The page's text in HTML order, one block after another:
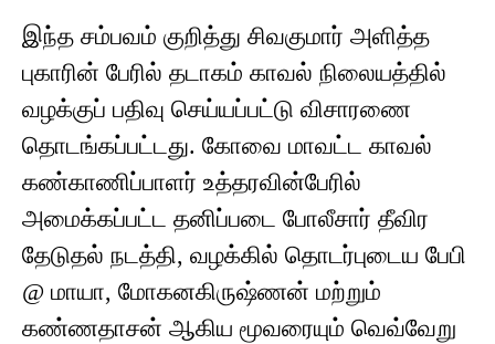
இந்த சம்பவம் குறித்து சிவகுமார் அளித்த
புகாரின் பேரில் தடாகம் காவல் நிலையத்தில்
வழக்குப் பதிவு செய்யப்பட்டு விசாரணை
தொடங்கப்பட்டது. கோவை மாவட்ட காவல்
கண்காணிப்பாளர் உத்தரவின்பேரில்
அமைக்கப்பட்ட தனிப்படை போலீசார் தீவிர
தேடுதல் நடத்தி, வழக்கில் தொடர்புடைய பேபி
@ மாயா, மோகனகிருஷ்ணன் மற்றும்
கண்ணதாசன் ஆகிய மூவரையும் வெவ்வேறு